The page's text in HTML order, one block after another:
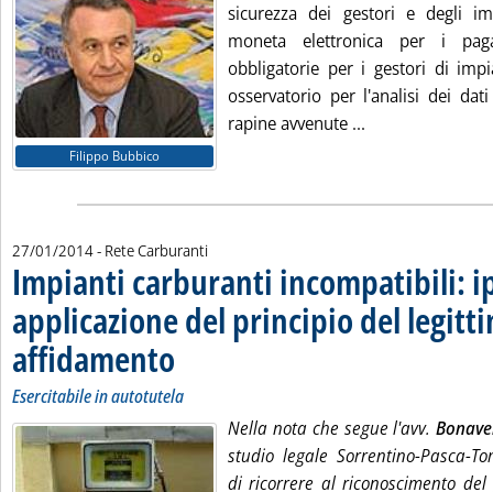
Filippo Bubbico
sicurezza dei gestori e degli
moneta elettronica per i
obbligatorie per i gestori di
osservatorio per l'analisi dei
rapine avvenute ...
27/01/2014- Rete Carburanti
Impianti carburanti incompatibili:
applicazione del principio del
affidamento . Sottotitolo: Esercitabile in autotutela
. Pubblicata lunedì 27 gennaio 2014 alle 18.8.
Esercitabile in autotutela
Nella nota che segue l'avv.
studio legale Sorrentino-Pasca-
di ricorrere al riconoscimento